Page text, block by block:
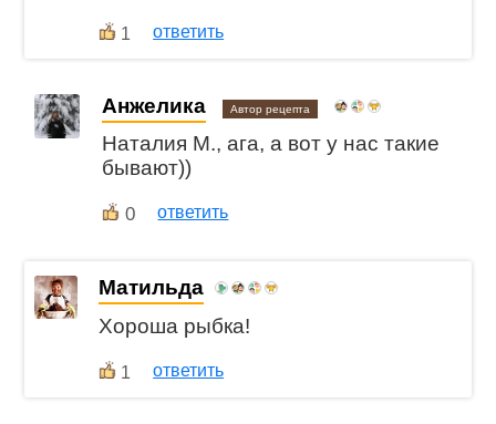
1 ответить
Анжелика Автор рецепта
Наталия М., ага, а вот у нас такие
бывают))
0 ответить
Матильда
Хороша рыбка!
1 ответить